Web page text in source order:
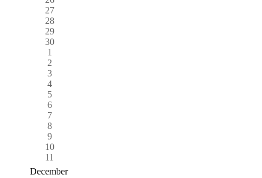
27
28
29
30
1
2
3
4
5
6
7
8
9
10
11
December